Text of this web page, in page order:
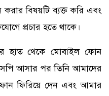
করার বিষয়টি ব্যক্ত করি এবং
প্রচার হতে থাকে।
হাত থেকে মোবাইল ফোন
আসার পর তিনি আমাদের
ফিরিয়ে দেন এবং আমার